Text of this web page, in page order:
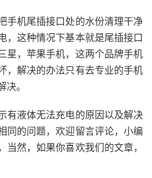
手机尾插接口处的水份清理干净
，这种情况下基本就是尾插接口
星，苹果手机，这两个品牌手机
，解决的办法只有去专业的手机
决。
有液体无法充电的原因以及解决
同的问题，欢迎留言评论，小编
当然，如果你喜欢我们的文章，